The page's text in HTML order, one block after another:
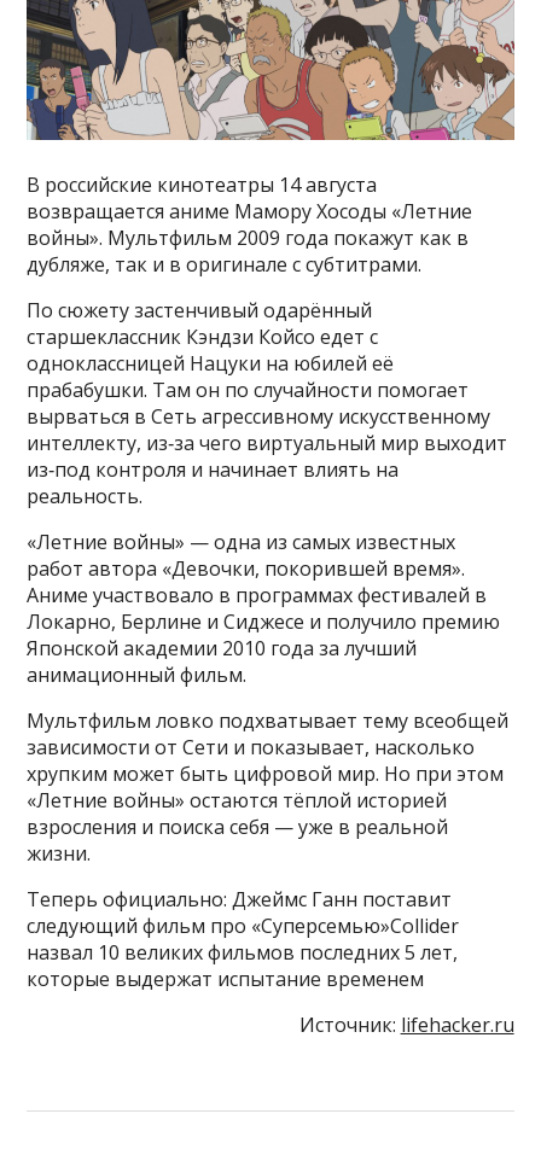
В российские кинотеатры 14 августа
возвращается аниме Мамору Хосоды «Летние
войны». Мультфильм 2009 года покажут как в
дубляже, так и в оригинале с субтитрами.
По сюжету застенчивый одарённый
старшеклассник Кэндзи Койсо едет с
одноклассницей Нацуки на юбилей её
прабабушки. Там он по случайности помогает
вырваться в Сеть агрессивному искусственному
интеллекту, из‑за чего виртуальный мир выходит
из‑под контроля и начинает влиять на
реальность.
«Летние войны» — одна из самых известных
работ автора «Девочки, покорившей время».
Аниме участвовало в программах фестивалей в
Локарно, Берлине и Сиджесе и получило премию
Японской академии 2010 года за лучший
анимационный фильм.
Мультфильм ловко подхватывает тему всеобщей
зависимости от Сети и показывает, насколько
хрупким может быть цифровой мир. Но при этом
«Летние войны» остаются тёплой историей
взросления и поиска себя — уже в реальной
жизни.
Теперь официально: Джеймс Ганн поставит
следующий фильм про «Суперсемью»Collider
назвал 10 великих фильмов последних 5 лет,
которые выдержат испытание временем
Источник: lifehacker.ru